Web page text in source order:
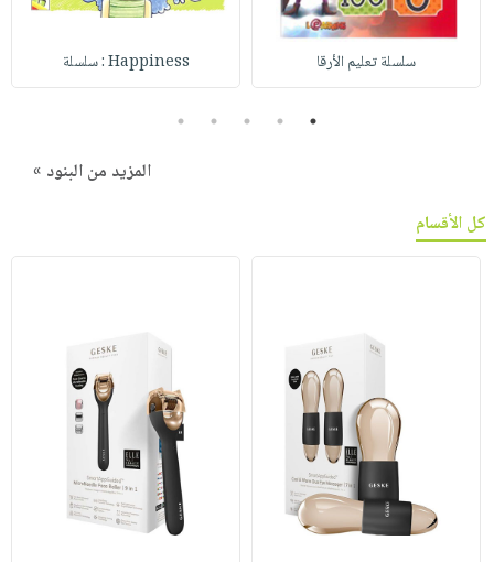
سلسلة تعليم الأرقا Happiness : سلسلة
1
2
3
4
5
المزيد من البنود »
كل الأقسام